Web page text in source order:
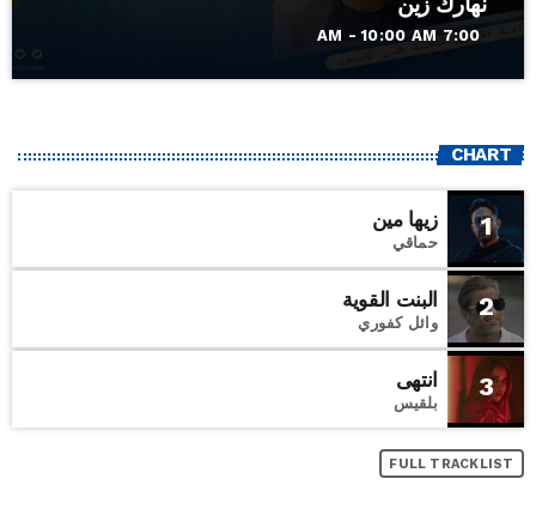
7:00 AM - 10:00 AM
CHART
1 زيها مين
حماقي
2 البنت القوية
وائل كفوري
3 انتهى
بلقيس
FULL TRACKLIST